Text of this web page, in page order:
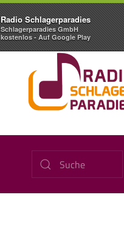
Radio Schlagerparadies
Schlagerparadies GmbH
kostenlos - Auf Google Play